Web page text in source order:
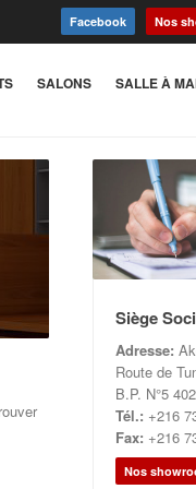
Nos
Facebook
SALONS SALLE À
Siège
Adresse:
Route de
B.P. N°5
Tél.: +216
Fax: +216
Nos